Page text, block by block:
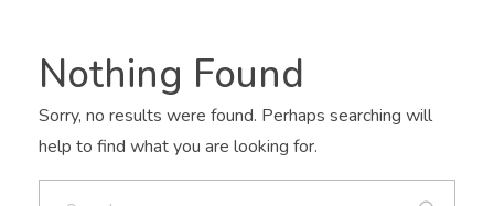
Nothing Found
Sorry, no results were found. Perhaps searching will
help to find what you are looking for.